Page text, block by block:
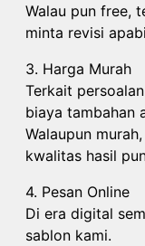
Walau pun free,
minta revisi
3. Harga Murah
Terkait
biaya tambahan
Walaupun
kwalitas hasil
4. Pesan Online
Di era digital
sablon kami.